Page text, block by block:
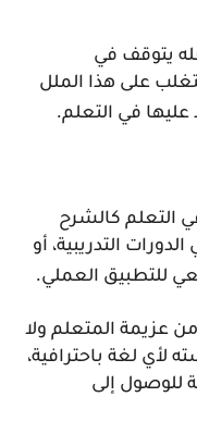
يتوقف في
على هذا الملل
عليها في التعلم.
التعلم كالشرح
التدريبية، أو
للتطبيق العملي.
عزيمة المتعلم ولا
لأي لغة باحترافية،
للوصول إلى